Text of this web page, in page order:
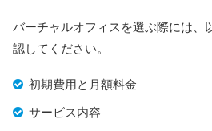
オフィス・コワーキングスペー
です。すべてのオフィスが最寄
THE HUBのプランは、住所貸し
バーチャルオフィスを選ぶ際には、
認してください。
初期費用と月額料金
サービス内容